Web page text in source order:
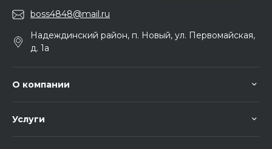
boss4848@mail.ru
Надеждинский район, п. Новый, ул. Первомайская,
д. 1а
О компании
Услуги